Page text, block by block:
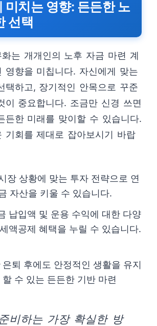
미치는 영향: 든든한 노
선택
는 개개인의 노후 자금 마련 계
영향을 미칩니다. 자신에게 맞는
택하고, 장기적인 안목으로 꾸준
이 중요합니다. 조금만 신경 쓰면
든한 미래를 맞이할 수 있습니다.
기회를 제대로 잡아보시기 바랍
장 상황에 맞는 투자 전략으로 연
자산을 키울 수 있습니다.
납입액 및 운용 수익에 대한 다양
액공제 혜택을 누릴 수 있습니다.
은퇴 후에도 안정적인 생활을 유지
할 수 있는 든든한 기반 마련
비하는 가장 확실한 방